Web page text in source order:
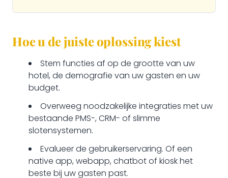
Hoe u de juiste oplossing kiest
Stem functies af op de grootte van uw
hotel, de demografie van uw gasten en uw
budget.
Overweeg noodzakelijke integraties met uw
bestaande PMS-, CRM- of slimme
slotensystemen.
Evalueer de gebruikerservaring. Of een
native app, webapp, chatbot of kiosk het
beste bij uw gasten past.